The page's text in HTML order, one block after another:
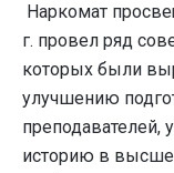
Наркомат
г. провел ряд
которых были
улучшению
преподавателей,
историю в